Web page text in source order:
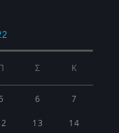
Σ Κ
5 6 7
13 14